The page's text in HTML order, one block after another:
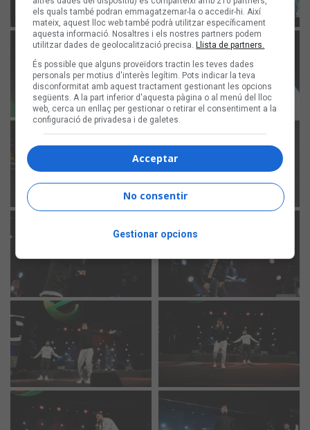
els quals també podran emmagatzemar-la o accedir-hi. Així
mateix, aquest lloc web també podrà utilitzar específicament
aquesta informació. Nosaltres i els nostres partners podem
utilitzar dades de geolocalització precisa. Llista de partners.
És possible que alguns proveïdors tractin les teves dades
personals per motius d'interès legítim. Pots indicar la teva
disconformitat amb aquest tractament gestionant les opcions
següents. A la part inferior d'aquesta pàgina o al menú del lloc
web, cerca un enllaç per gestionar o retirar el consentiment a la
configuració de privadesa i de galetes.
Acceptar
No consentir
Gestionar opcions